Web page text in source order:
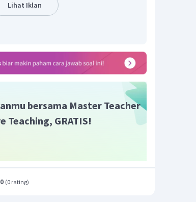
adalah What karena jawaban dari
yang benar adalahWhat are you
Lihat Iklan
bersama Master Teacher
Teaching, GRATIS!
(0 rating)